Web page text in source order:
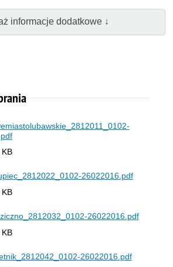
informacje dodatkowe ↓
26022016.pdf
26022016.pdf
26022016.pdf